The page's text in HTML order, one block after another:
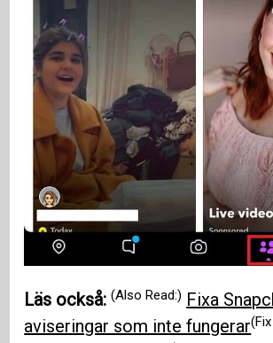
Läs också:(Also Read:) Fixa
aviseringar som inte fungerar